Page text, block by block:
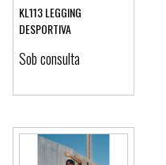
Ver detalhes
KL113 LEGGING
DESPORTIVA
Sob consulta